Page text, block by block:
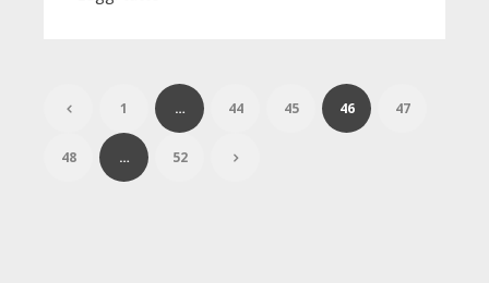
1 … 44 45 46 47
48 … 52